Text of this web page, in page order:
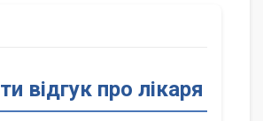
відгук про лікаря